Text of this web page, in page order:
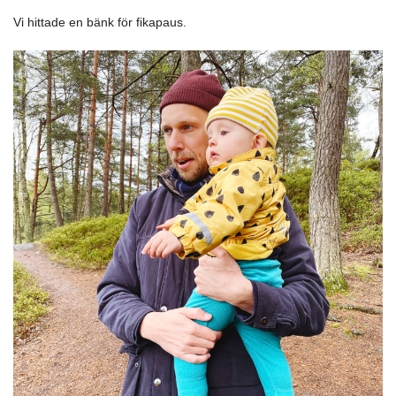
Vi hittade en bänk för fikapaus.